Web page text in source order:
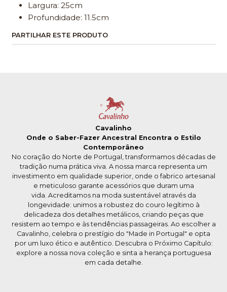
Largura: 25cm
Profundidade: 11.5cm
PARTILHAR ESTE PRODUTO
Cavalinho
Onde o Saber-Fazer Ancestral Encontra o Estilo
Contemporâneo
No coração do Norte de Portugal, transformamos décadas de
tradição numa prática viva. A nossa marca representa um
investimento em qualidade superior, onde o fabrico artesanal
e meticuloso garante acessórios que duram uma
vida. Acreditamos na moda sustentável através da
longevidade: unimos a robustez do couro legítimo à
delicadeza dos detalhes metálicos, criando peças que
resistem ao tempo e às tendências passageiras. Ao escolher a
Cavalinho, celebra o prestígio do "Made in Portugal" e opta
por um luxo ético e autêntico. Descubra o Próximo Capítulo:
explore a nossa nova coleção e sinta a herança portuguesa
em cada detalhe.